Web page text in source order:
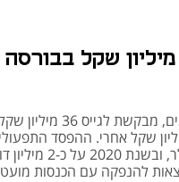
חברת impacx io תגייס 36 מיליון שקל בבורסה
החברה, שפיתחה פקקים חכמים לבקבוקי מים, מבקשת
של 70 מיליון שקל לפני הכסף ו-106 מיליון שקל אחרי. ההפסד
החברה בשנת 2019 עמד על 1.8 מיליון דולר,
להנפקה עם הכנסות